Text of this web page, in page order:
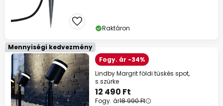
Raktáron
Mennyiségi kedvezmény
Fogy. ár -34%
Lindby Margrit földi tüskés spot,
s.szürke
12 490 Ft
Fogy. ár18 990 Ft